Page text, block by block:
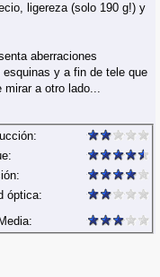
ligereza (solo 190 g!) y
aberraciones
y a fin de tele que
mirar a otro lado...
óptica: